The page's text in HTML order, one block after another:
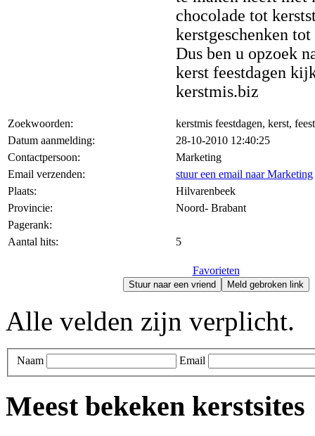
chocolade tot
kerstgeschenken
Dus ben u opzoek
kerst feestdagen
kerstmis.biz
Zoekwoorden:
kerstmis feestdagen, kerst,
Datum aanmelding:
28-10-2010 12:40:25
Contactpersoon:
Marketing
Email verzenden:
stuur een email naar Marketing
Plaats:
Hilvarenbeek
Provincie:
Noord- Brabant
Pagerank:
Aantal hits:
5
Favorieten
Stuur naar een vriend Meld gebroken link
Alle velden zijn verplicht.
Naam Email
Meest bekeken kerstsites